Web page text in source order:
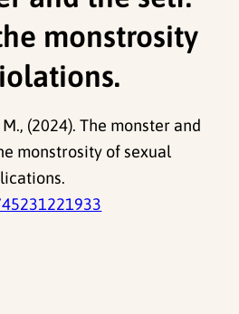
monstrosity
(2024). The monster and
monstrosity of sexual